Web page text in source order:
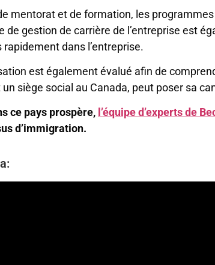
mentorat et de formation, les
de gestion de carrière de l’entreprise est
dans l’entreprise.
est également évalué afin de
siège social au Canada, peut poser sa
ce pays prospère, l’équipe d’experts de
d’immigration.